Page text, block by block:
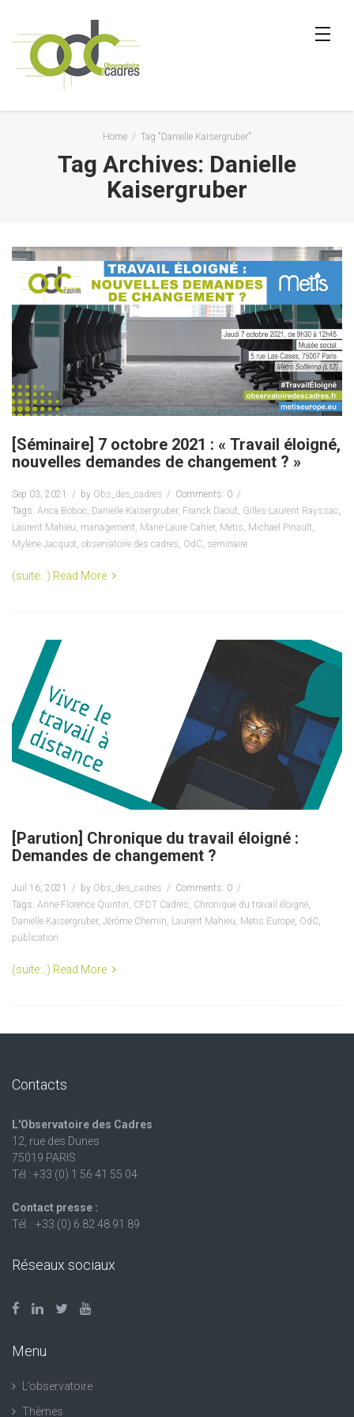
Home / Tag "Danielle Kaisergruber"
Tag Archives: Danielle
Kaisergruber
[Séminaire] 7 octobre 2021 : « Travail éloigné,
nouvelles demandes de changement ? »
Sep 03, 2021 by Obs_des_cadres
Comments: 0
Tags: Anca Boboc, Danielle Kaisergruber, Franck Daout, Gilles-Laurent Rayssac,
Laurent Mahieu, management, Marie-Laure Cahier, Metis, Michael Pinault,
Mylène Jacquot, observatoire des cadres, OdC, séminaire
(suite…) Read More
[Parution] Chronique du travail éloigné :
Demandes de changement ?
Juil 16, 2021 by Obs_des_cadres
Comments: 0
Tags: Anne-Florence Quintin CFDT Cadres Chronique du travail éloigné
Danielle Kaisergruber, Jérôme Chemin Laurent Mahieu Metis Europe OdC
publication
(suite…) Read More
Contacts
L'Observatoire des Cadres
12, rue des Dunes
75019 PARIS
Tél : +33 (0) 1 56 41 55 04
Contact presse :
Tél. : +33 (0) 6 82 48 91 89
Réseaux sociaux
Menu
L’observatoire
Thèmes